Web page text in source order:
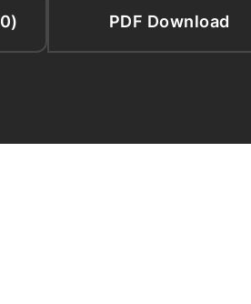
0) PDF Download